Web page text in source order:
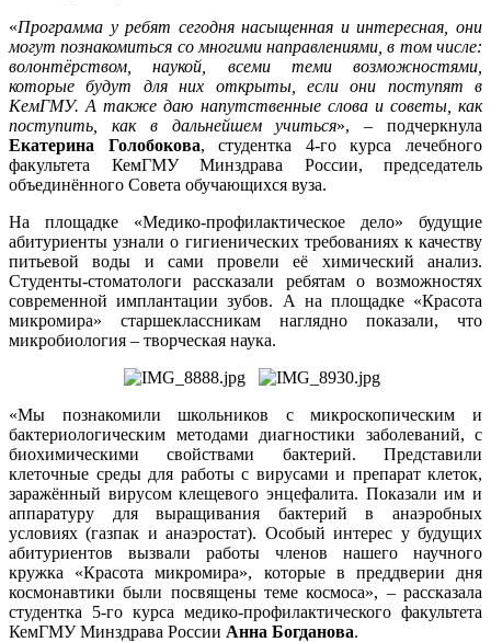
«Программа у ребят сегодня насыщенная и интересная, они
могут познакомиться со многими направлениями, в том числе:
волонтёрством, наукой, всеми теми возможностями,
которые будут для них открыты, если они поступят в
КемГМУ. А также даю напутственные слова и советы, как
поступить, как в дальнейшем учиться», – подчеркнула
Екатерина Голобокова, студентка 4-го курса лечебного
факультета КемГМУ Минздрава России, председатель
объединённого Совета обучающихся вуза.
На площадке «Медико-профилактическое дело» будущие
абитуриенты узнали о гигиенических требованиях к качеству
питьевой воды и сами провели её химический анализ.
Студенты-стоматологи рассказали ребятам о возможностях
современной имплантации зубов. А на площадке «Красота
микромира» старшеклассникам наглядно показали, что
микробиология – творческая наука.
«Мы познакомили школьников с микроскопическим и
бактериологическим методами диагностики заболеваний, с
биохимическими свойствами бактерий. Представили
клеточные среды для работы с вирусами и препарат клеток,
заражённый вирусом клещевого энцефалита. Показали им и
аппаратуру для выращивания бактерий в анаэробных
условиях (газпак и анаэростат). Особый интерес у будущих
абитуриентов вызвали работы членов нашего научного
кружка «Красота микромира», которые в преддверии дня
космонавтики были посвящены теме космоса», – рассказала
студентка 5-го курса медико-профилактического факультета
КемГМУ Минздрава России Анна Богданова.